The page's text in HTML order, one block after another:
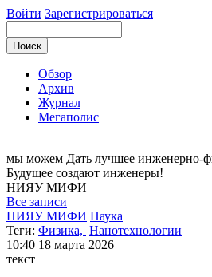
Войти Зарегистрироваться
Обзор
Архив
Журнал
Мегаполис
мы можем Дать лучшее инженерно-
Будущее создают инженеры!
НИЯУМИФИ
Все записи
НИЯУ МИФИ Наука
Теги: Физика, Нанотехнологии
10:40 18 марта 2026
текст